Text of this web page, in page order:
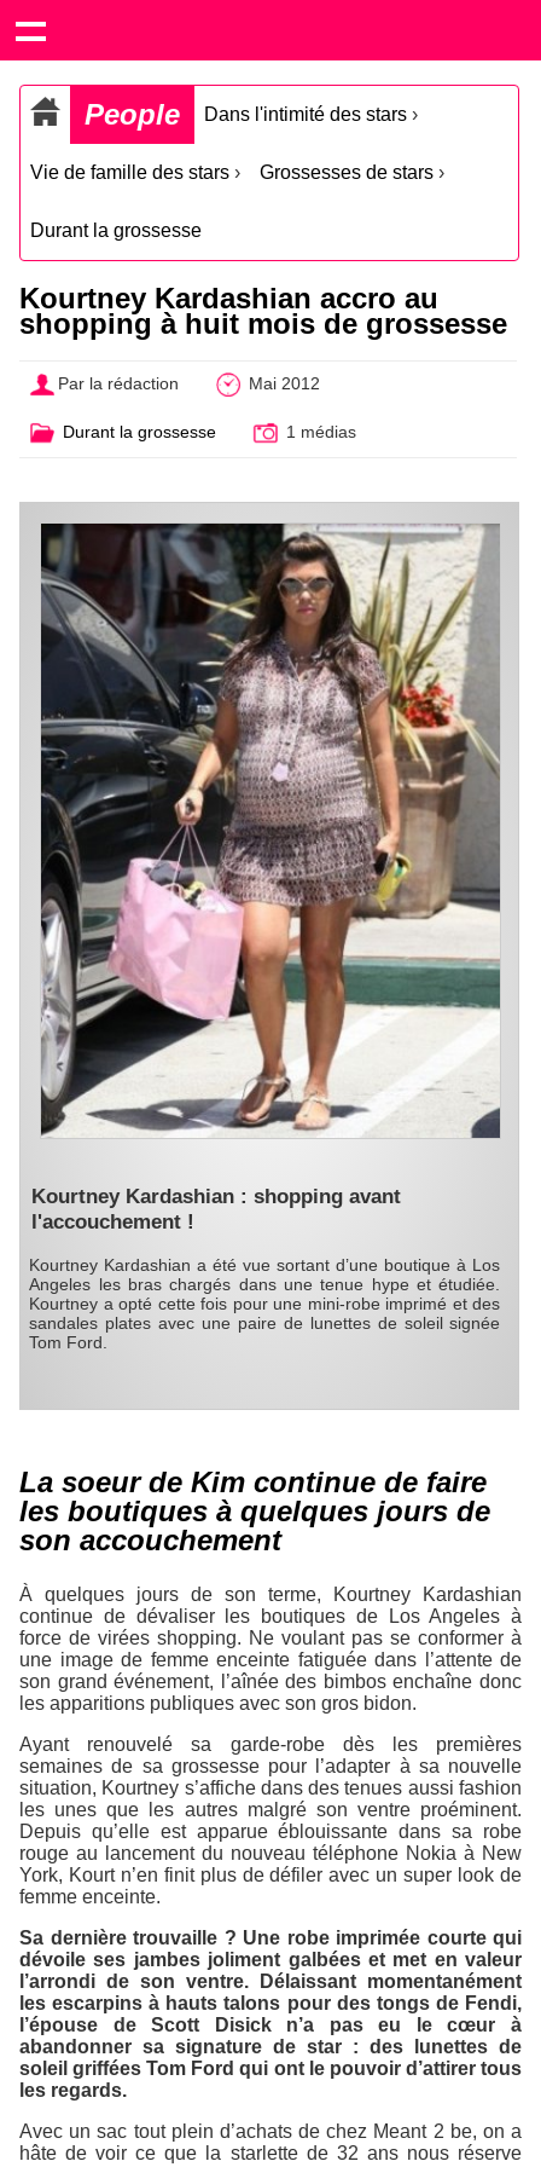
People Dans l'intimité des stars ›
Vie de famille des stars › Grossesses de stars ›
Durant la grossesse
Kourtney Kardashian accro au
shopping à huit mois de grossesse
Par la rédaction Mai 2012
Durant la grossesse 1 médias
Kourtney Kardashian : shopping avant
l'accouchement !
Kourtney Kardashian a été vue sortant d’une boutique à Los
Angeles les bras chargés dans une tenue hype et étudiée.
Kourtney a opté cette fois pour une mini-robe imprimé et des
sandales plates avec une paire de lunettes de soleil signée
Tom Ford.
La soeur de Kim continue de faire
les boutiques à quelques jours de
son accouchement
À quelques jours de son terme, Kourtney Kardashian
continue de dévaliser les boutiques de Los Angeles à
force de virées shopping. Ne voulant pas se conformer à
une image de femme enceinte fatiguée dans l’attente de
son grand événement, l’aînée des bimbos enchaîne donc
les apparitions publiques avec son gros bidon.
Ayant renouvelé sa garde-robe dès les premières
semaines de sa grossesse pour l’adapter à sa nouvelle
situation, Kourtney s’affiche dans des tenues aussi fashion
les unes que les autres malgré son ventre proéminent.
Depuis qu’elle est apparue éblouissante dans sa robe
rouge au lancement du nouveau téléphone Nokia à New
York, Kourt n’en finit plus de défiler avec un super look de
femme enceinte.
Sa dernière trouvaille ? Une robe imprimée courte qui
dévoile ses jambes joliment galbées et met en valeur
l’arrondi de son ventre. Délaissant momentanément
les escarpins à hauts talons pour des tongs de Fendi,
l’épouse de Scott Disick n’a pas eu le cœur à
abandonner sa signature de star : des lunettes de
soleil griffées Tom Ford qui ont le pouvoir d’attirer tous
les regards.
Avec un sac tout plein d’achats de chez Meant 2 be, on a
hâte de voir ce que la starlette de 32 ans nous réserve